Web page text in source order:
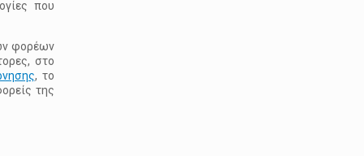
που
φορέων
στο
, το
της